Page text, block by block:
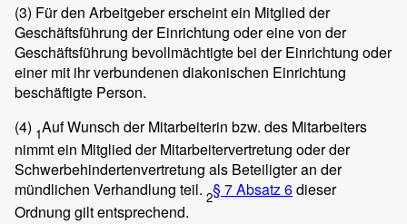
(3) Für den Arbeitgeber erscheint ein Mitglied der
Geschäftsführung der Einrichtung oder eine von der
Geschäftsführung bevollmächtigte bei der Einrichtung oder
einer mit ihr verbundenen diakonischen Einrichtung
beschäftigte Person.
(4) 1Auf Wunsch der Mitarbeiterin bzw. des Mitarbeiters
nimmt ein Mitglied der Mitarbeitervertretung oder der
Schwerbehindertenvertretung als Beteiligter an der
mündlichen Verhandlung teil. 2§ 7 Absatz 6dieser
Ordnung gilt entsprechend.